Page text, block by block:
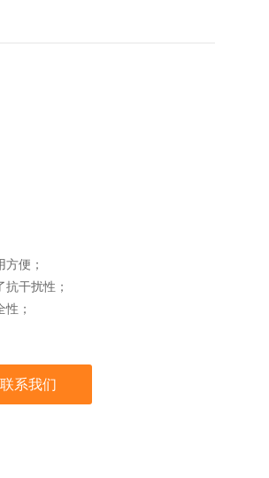
便；
干扰性；
；
联系我们